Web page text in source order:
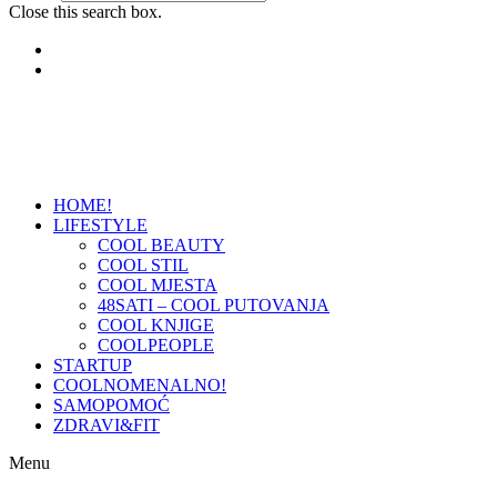
Close this search box.
HOME!
LIFESTYLE
COOL BEAUTY
COOL STIL
COOL MJESTA
48SATI – COOL PUTOVANJA
COOL KNJIGE
COOLPEOPLE
STARTUP
COOLNOMENALNO!
SAMOPOMOĆ
ZDRAVI&FIT
Menu